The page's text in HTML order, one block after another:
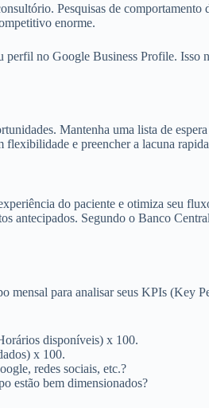
Pesquisas de comportamento
enorme.
no Google Business Profile.
Mantenha uma lista de
e preencher a lacuna
do paciente e otimiza seu
antecipados. Segundo o Banco
mensal para analisar seus KPIs (Key
disponíveis) x 100.
x 100.
redes sociais, etc.?
estão bem dimensionados?